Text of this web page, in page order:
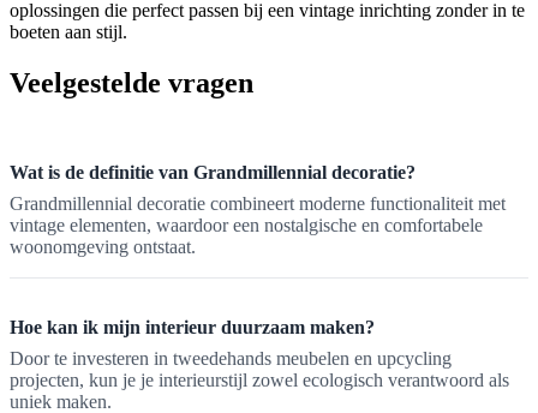
oplossingen die perfect passen bij een vintage inrichting zonder in te
boeten aan stijl.
Veelgestelde vragen
Wat is de definitie van Grandmillennial decoratie?
Grandmillennial decoratie combineert moderne functionaliteit met
vintage elementen, waardoor een nostalgische en comfortabele
woonomgeving ontstaat.
Hoe kan ik mijn interieur duurzaam maken?
Door te investeren in tweedehands meubelen en upcycling
projecten, kun je je interieurstijl zowel ecologisch verantwoord als
uniek maken.